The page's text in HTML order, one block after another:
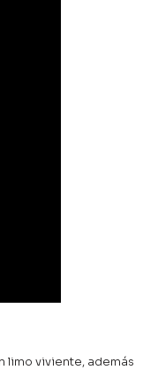
limo viviente, además